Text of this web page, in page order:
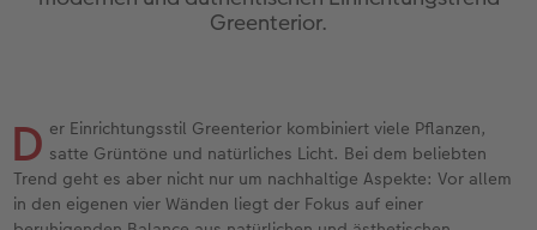
Panoramaseite
Designvorlagen
Foto-Kochbuch
Fotosticker
Sofortfotos
CEWE myPhotos
Alu-Dibond
Hartschaum
Gallery Print
Urlaubsgrüße
Papierqualitäten
Klappkarten
Foto-Geschenkbox
Handyhüllen
Faber-Castell
Kalender-Kundenbeispiele
Extras
CEWE myPhotos
PopGrip
CEWE myPhotos
Neuheiten
Liebe schenken
Inspiration
Kundenbeispiele
Greenterior.
D er Einrichtungsstil Greenterior kombiniert viele Pflanzen,
satte Grüntöne und natürliches Licht. Bei dem beliebten
Trend geht es aber nicht nur um nachhaltige Aspekte: Vor allem
in den eigenen vier Wänden liegt der Fokus auf einer